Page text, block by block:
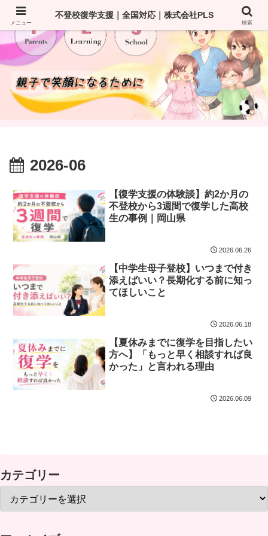
2026-06
【復学支援の体験談】約2か月の
不登校から3週間で復学した高校
生の事例｜岡山県
2026.06.26
【中学生母子登校】いつまで付き
添えばいい？長期化する前に知っ
てほしいこと
2026.06.18
【夏休みまでに復学を目指したい
方へ】「もっと早く相談すれば良
かった」と言われる理由
2026.06.09
カテゴリー
メニュー
不登校復学支援｜全国対応｜株式会社PLS
検索